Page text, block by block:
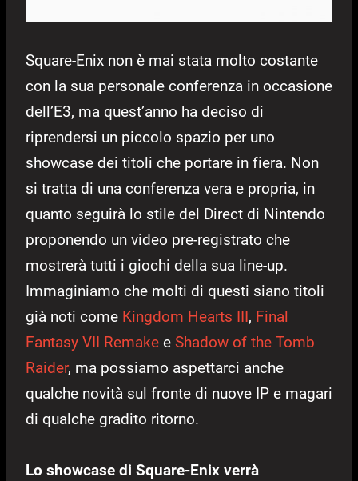
Square-Enix non è mai stata molto costante
con la sua personale conferenza in occasione
dell’E3, ma quest’anno ha deciso di
riprendersi un piccolo spazio per uno
showcase dei titoli che portare in fiera. Non
si tratta di una conferenza vera e propria, in
quanto seguirà lo stile del Direct di Nintendo
proponendo un video pre-registrato che
mostrerà tutti i giochi della sua line-up.
Immaginiamo che molti di questi siano titoli
già noti come Kingdom Hearts III, Final
Fantasy VII Remake e Shadow of the Tomb
Raider, ma possiamo aspettarci anche
qualche novità sul fronte di nuove IP e magari
di qualche gradito ritorno.
Lo showcase di Square-Enix verrà